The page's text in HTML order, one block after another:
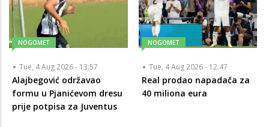
NOGOMET
Tue, 4 Aug 2026 - 13:57
Alajbegović održavao
formu u Pjanićevom dresu
prije potpisa za Juventus
NOGOMET
Tue, 4 Aug 2026 - 12:47
Real prodao napadača za
40 miliona eura